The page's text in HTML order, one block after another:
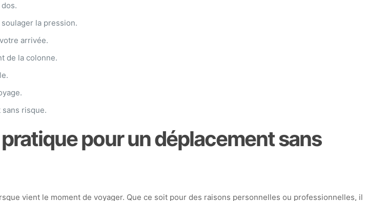
la pression.
arrivée.
de la colonne.
sans risque.
pour un déplacement sans
vient le moment de voyager. Que ce soit pour des raisons personnelles ou professionnelles, il